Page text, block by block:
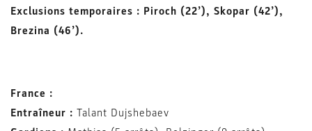
Exclusions temporaires : Piroch (22’), Skopar (42’),
Brezina (46’).
France :
Entraîneur : Talant Dujshebaev